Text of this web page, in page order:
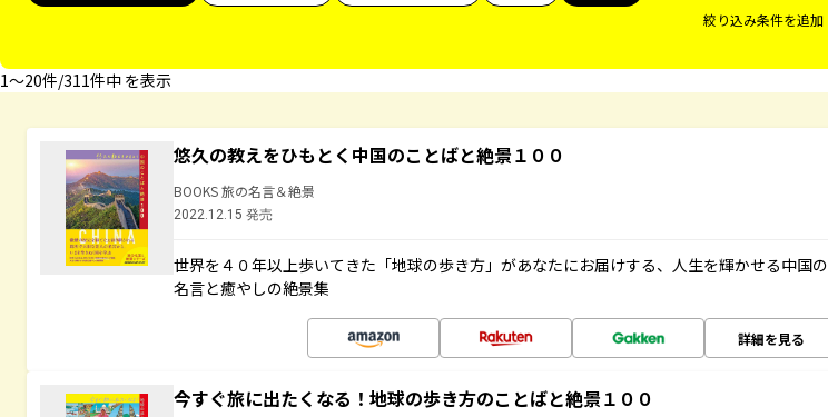
絞り込み条件を追加
1〜20件/311件中 を表示
悠久の教えをひもとく中国のことばと絶景１００
BOOKS 旅の名言＆絶景
2022.12.15 発売
世界を４０年以上歩いてきた「地球の歩き方」があなたにお届けする、人生を輝かせる中国の
名言と癒やしの絶景集
詳細を見る
今すぐ旅に出たくなる！地球の歩き方のことばと絶景１００